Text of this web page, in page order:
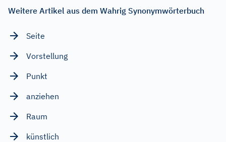
Weitere Artikel aus dem Wahrig Synonymwörterbuch
Seite
Vorstellung
Punkt
anziehen
Raum
künstlich